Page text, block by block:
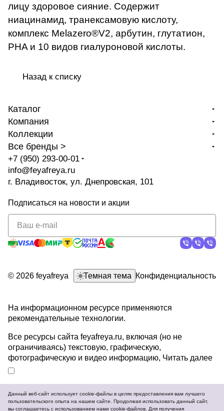
лицу здоровое сияние. Содержит
ниацинамид, транексамовую кислоту,
комплекс Melazero®V2, арбутин, глутатион,
PHA и 10 видов гиалуроновой кислоты.
Назад к списку
Каталог
Компания
Коллекции
Все бренды >
+7 (950) 293-00-01
info@feyafreya.ru
г. Владивосток, ул. Днепровская, 101
Подписаться на новости и акции
© 2026 feyafreya Темная тема Конфиденциальность
На информационном ресурсе применяются
рекомендательные технологии.
Все ресурсы сайта feyafreya.ru, включая (но не
ограничиваясь) текстовую, графическую,
фотографическую и видео информацию, Читать далее
Разработка и продвижение сайтов
Данный веб-сайт использует cookie-файлы в целях предоставления вам лучшего
пользовательского опыта на нашем сайте. Продолжая использовать данный сайт,
вы соглашаетесь с использованием нами cookie-файлов. Для получения